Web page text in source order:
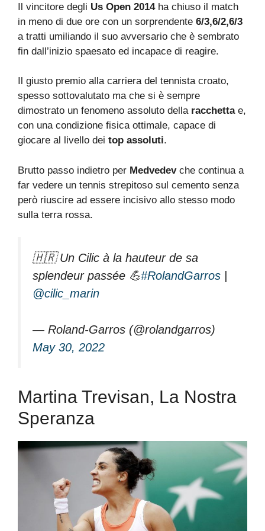
Il vincitore degli Us Open 2014ha chiuso il match
in meno di due ore con un sorprendente 6/3,6/2,6/3
a tratti umiliando il suo avversario che è sembrato
fin dall’inizio spaesato ed incapace di reagire.
Il giusto premio alla carriera del tennista croato,
spesso sottovalutato ma che si è sempre
dimostrato un fenomeno assoluto della racchettae,
con una condizione fisica ottimale, capace di
giocare al livello dei top assoluti.
Brutto passo indietro per Medvedevche continua a
far vedere un tennis strepitoso sul cemento senza
però riuscire ad essere incisivo allo stesso modo
sulla terra rossa.
🇭🇷 Un Cilic à la hauteur de sa
splendeur passée 💪#RolandGarros
@cilic_marin
— Roland-Garros (@rolandgarros)
May 30, 2022
Martina Trevisan, La Nostra
Speranza